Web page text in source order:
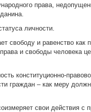
права,
личности.
свободу и равенство как
и свободы человека
конституционно-
граждан – как меру
свои действия с